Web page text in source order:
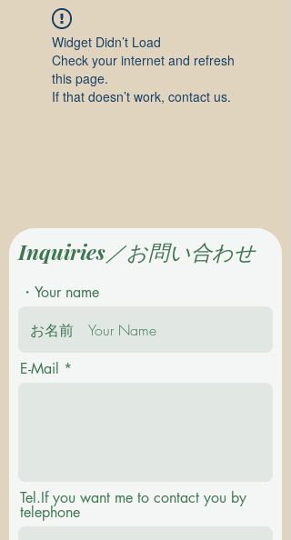
Widget Didn’t Load
Check your internet and refresh
this page.
If that doesn’t work, contact us.
Inquiries／お問い合わせ
・Your name
E-Mail
Tel.If you want me to contact you by
telephone